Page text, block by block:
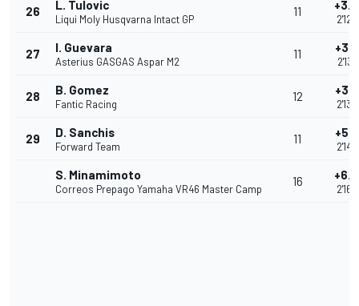
26 L. Tulovic
Liqui Moly Husqvarna Intact GP
11
27 I. Guevara
Asterius GASGAS Aspar M2
11
28 B. Gomez
Fantic Racing
12
29 D. Sanchis
Forward Team
11
S. Minamimoto
Correos Prepago Yamaha VR46 Master Camp
16